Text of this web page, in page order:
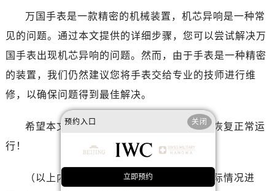
安徽省安庆市迎江区人民路万国售后服务中心（需提前预约）
安徽省蚌埠市蚌山区淮河路万国售后服务中心（需提前预约）
安徽省亳州市谯城区魏武大道万国售后服务中心（需提前预约）
安徽省池州市贵池区长江路万国售后服务中心（需提前预约）
安徽省淮北市相山区淮海路万国售后服务中心（需提前预约）
安徽省六安市金安区解放中路万国售后服务中心（需提前预约）
万国手表是一款精密的机械装置，机芯异响是一种常
见的问题。通过本文提供的详细步骤，您可以尝试解决万
国手表出现机芯异响的问题。然而，由于手表是一种精密
的装置，我们仍然建议您将手表交给专业的技师进行维
修，以确保问题得到最佳解决。
希望本文对您有所帮助，祝您的万国手表恢复正常运
行！
（以上内容仅供参考，具体操作请根据实际情况进
预约入口 关闭
立即预约